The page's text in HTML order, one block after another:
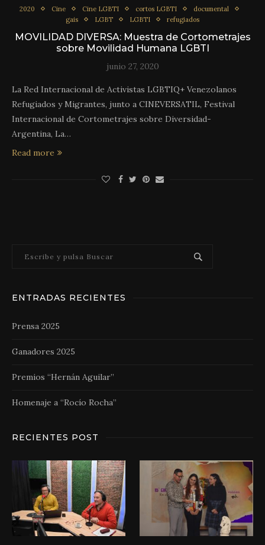
2020 Cine Cine LGBTI cortos LGBTI
documental
gais
LGBT LGBTI refugiados
MOVILIDAD DIVERSA: Muestra de Cortometrajes
sobre Movilidad Humana LGBTI
junio 27, 2020
La Red Internacional de Activistas LGBTIQ+ Venezolanos
Refugiados y Migrantes, junto a CINEVERSATIL, Festival
Internacional de Cortometrajes sobre Diversidad-
Argentina, La…
Read more
ENTRADAS RECIENTES
Prensa 2025
Ganadores 2025
Premios “Hernán Aguilar”
Homenaje a “Rocío Rocha”
RECIENTES POST